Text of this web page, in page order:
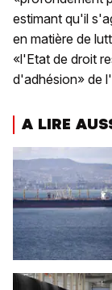
estimant qu'il
en matière de
«l'Etat de droit
d'adhésion» de
A LIRE